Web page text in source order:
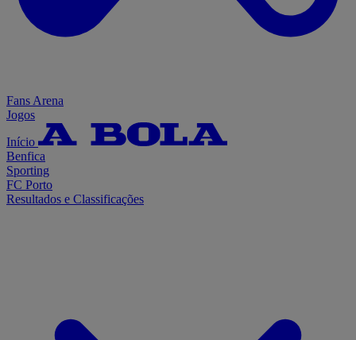
Fans Arena
Jogos
Início
Benfica
Sporting
FC Porto
Resultados e Classificações